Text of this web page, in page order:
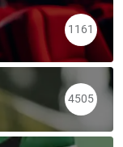
1161
4505